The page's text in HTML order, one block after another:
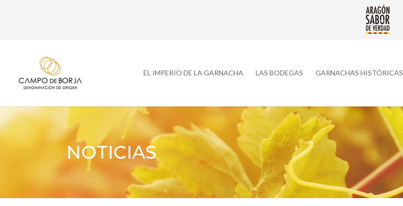
EL IMPERIO DE LA GARNACHA LAS BODEGAS GARNACHAS HISTÓRICAS
NOTICIAS